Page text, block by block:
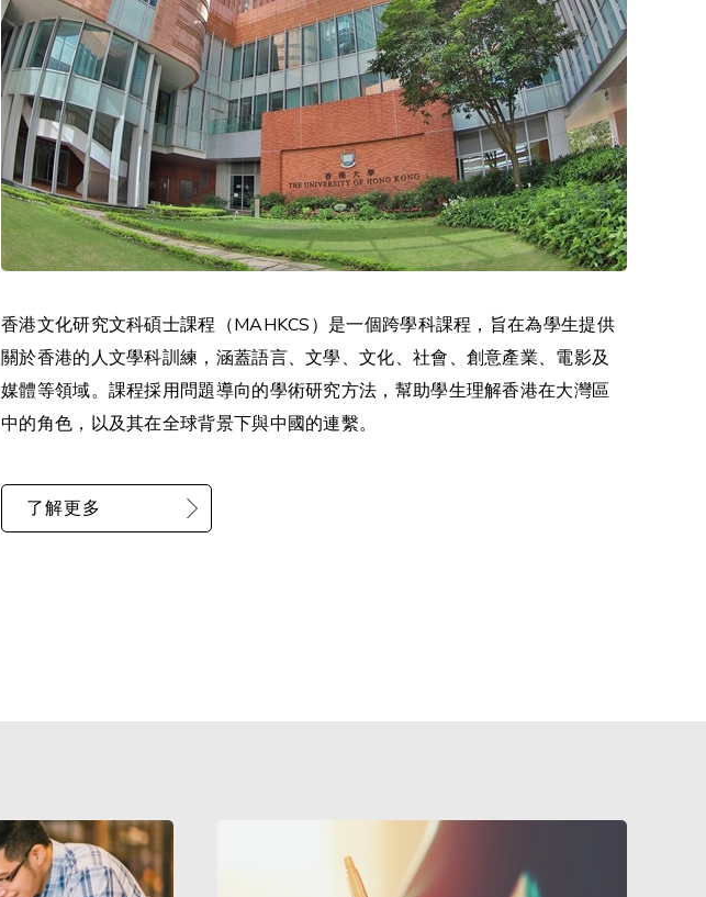
香港文化研究文科碩士課程（MAHKCS）是一個跨學科課程，旨在為學生提供
關於香港的人文學科訓練，涵蓋語言、文學、文化、社會、創意產業、電影及
媒體等領域。課程採用問題導向的學術研究方法，幫助學生理解香港在大灣區
中的角色，以及其在全球背景下與中國的連繫。
了解更多